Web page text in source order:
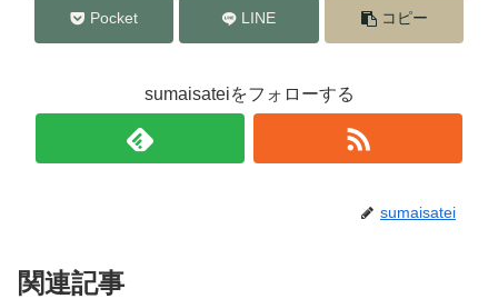
Pocket LINE コピー
sumaisateiをフォローする
sumaisatei
関連記事